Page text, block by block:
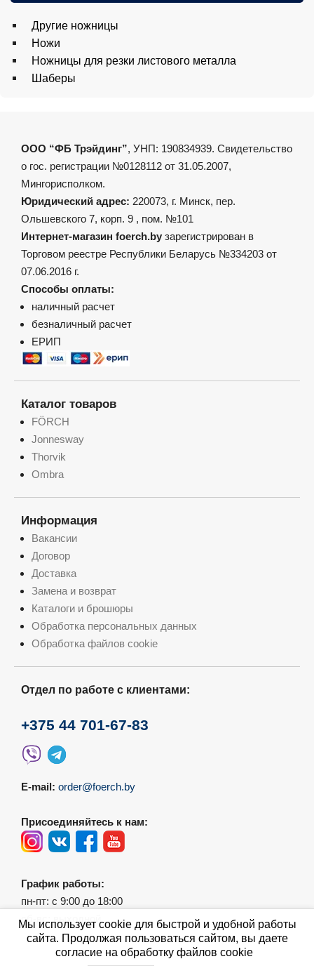
Другие ножницы
Ножи
Ножницы для резки листового металла
Шаберы
ООО “ФБ Трэйдинг”, УНП: 190834939. Свидетельство
о гос. регистрации №0128112 от 31.05.2007,
Мингорисполком.
Юридический адрес: 220073, г. Минск, пер.
Ольшевского 7, корп. 9 , пом. №101
Интернет-магазин foerch.by зарегистрирован в
Торговом реестре Республики Беларусь №334203 от
07.06.2016 г.
Способы оплаты:
наличный расчет
безналичный расчет
ЕРИП
Каталог товаров
FÖRCH
Jonnesway
Thorvik
Ombra
Информация
Вакансии
Договор
Доставка
Замена и возврат
Каталоги и брошюры
Обработка персональных данных
Обработка файлов cookie
Отдел по работе с клиентами:
+375 44 701-67-83
E-mail: order@foerch.by
Присоединяйтесь к нам:
График работы:
пн-пт: с 9:00 до 18:00
сб-вс: выходной
Мы использует cookie для быстрой и удобной работы
сайта. Продолжая пользоваться сайтом, вы даете
согласие на обработку файлов cookie